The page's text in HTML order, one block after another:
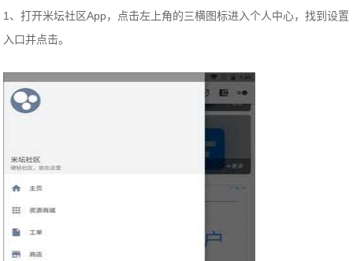
1、打开米坛社区App，点击左上角的三横图标进入个人中心，找到设置
入口并点击。